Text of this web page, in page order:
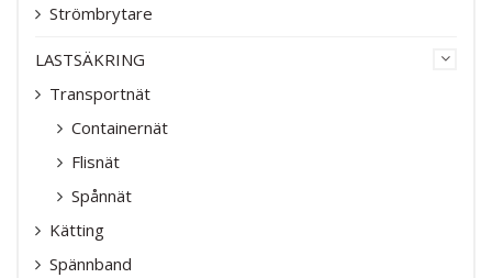
Strömbrytare
LASTSÄKRING
Transportnät
Containernät
Flisnät
Spånnät
Kätting
Spännband